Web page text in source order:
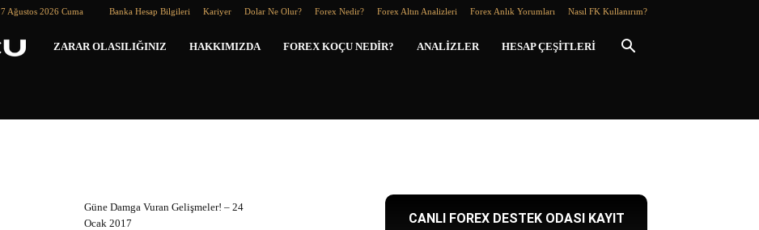
7 Ağustos 2026 Cuma Banka Hesap Bilgileri Kariyer Dolar Ne Olur? Forex Nedir? Forex Altın Analizleri Forex Anlık Yorumları Nasıl FK Kullanırım?
Forex
ZARAR OLASILIĞINIZ HAKKIMIZDA FOREX KOÇU NEDIR? ANALIZLER HESAP ÇEŞITLERI
Güne Damga Vuran Gelişmeler! – 24
Ocak 2017
CANLI FOREX DESTEK ODASI KAYIT